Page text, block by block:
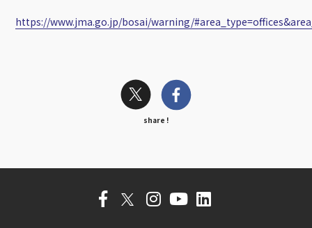
https://www.jma.go.jp/bosai/warning/
share !